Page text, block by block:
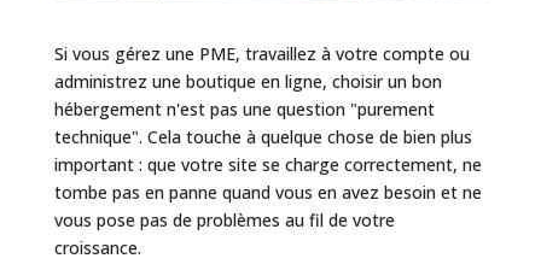
Si vous gérez une PME, travaillez à votre compte ou
administrez une boutique en ligne, choisir un bon
hébergement n'est pas une question "purement
technique". Cela touche à quelque chose de bien plus
important : que votre site se charge correctement, ne
tombe pas en panne quand vous en avez besoin et ne
vous pose pas de problèmes au fil de votre
croissance.